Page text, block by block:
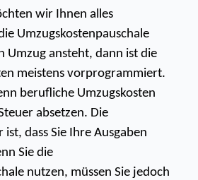
wir Ihnen alles
Umzugskostenpauschale
Umzug ansteht, dann ist die
meistens vorprogrammiert.
berufliche Umzugskosten
absetzen. Die
dass Sie Ihre Ausgaben
Sie die
nutzen, müssen Sie jedoch